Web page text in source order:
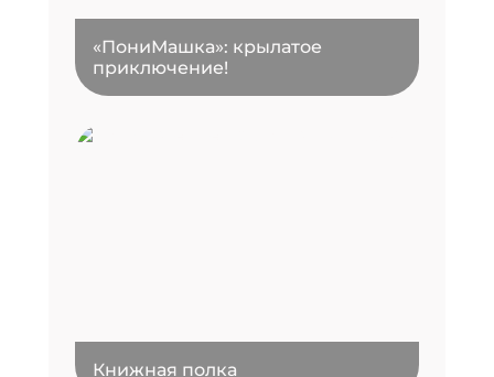
«ПониМашка»: крылатое
приключение!
Книжная полка